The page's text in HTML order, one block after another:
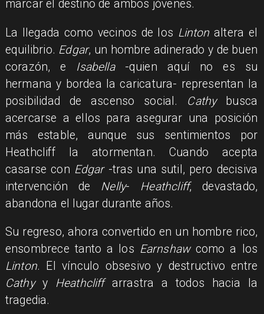
marcar el destino de ambos jóvenes.
La llegada como vecinos de los Lintonaltera el
equilibrio. Edgar, un hombre adinerado y de buen
corazón, e Isabella-quien aquí no es su
hermana y bordea la caricatura- representan la
posibilidad de ascenso social. Cathybusca
acercarse a ellos para asegurar una posición
más estable, aunque sus sentimientos por
Heathcliff la atormentan. Cuando acepta
casarse con Edgar-tras una sutil, pero decisiva
intervención de Nelly- Heathcliff, devastado,
abandona el lugar durante años.
Su regreso, ahora convertido en un hombre rico,
ensombrece tanto a los Earnshaw como a los
Linton. El vínculo obsesivo y destructivo entre
Cathyy Heathcliffarrastra a todos hacia la
tragedia.